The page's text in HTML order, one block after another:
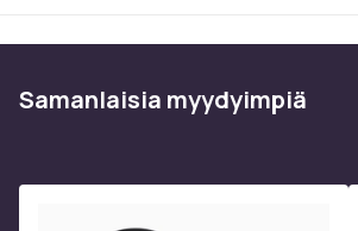
Samanlaisia ​​myydyimpiä